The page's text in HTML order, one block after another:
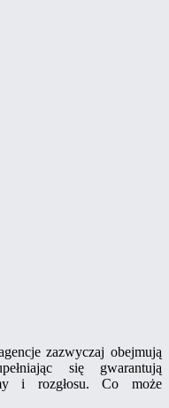
zazwyczaj obejmują
się gwarantują
i rozgłosu. Co może